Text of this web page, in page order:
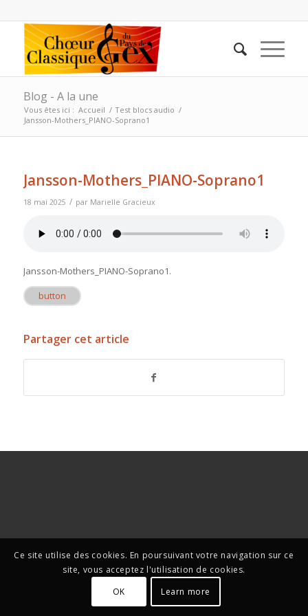
Blog - A la une
Vous êtes ici : Accueil / Test blocs audio /
Jansson-Mothers_PIANO-Soprano1
Jansson-Mothers_PIANO-Soprano1
18 mai 2025 / par Marielle Gracieux
Jansson-Mothers_PIANO-Soprano1.
button
Partager cet article
Ce site utilise des cookies. En poursuivant votre navigation sur ce
site, vous acceptez l'utilisation de cookies.
OK
Learn more